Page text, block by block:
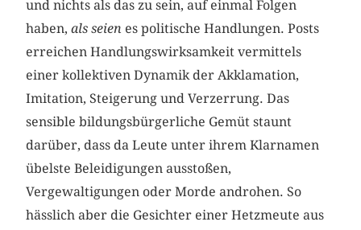
und nichts als das zu sein, auf einmal Folgen
haben,als seien es politische Handlungen. Posts
erreichen Handlungswirksamkeit vermittels
einer kollektiven Dynamik der Akklamation,
Imitation, Steigerung und Verzerrung. Das
sensible bildungsbürgerliche Gemüt staunt
darüber, dass da Leute unter ihrem Klarnamen
übelste Beleidigungen ausstoßen,
Vergewaltigungen oder Morde androhen. So
hässlich aber die Gesichter einer Hetzmeute aus